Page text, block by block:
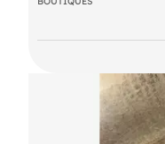
proximité immédiate
- 2 places de
- Très lumineux
- Composé de 3
bureaux / salles de
- Secteur recherché,